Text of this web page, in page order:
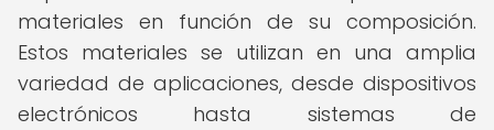
materiales en función de su composición.
Estos materiales se utilizan en una amplia
variedad de aplicaciones, desde dispositivos
electrónicos hasta sistemas de